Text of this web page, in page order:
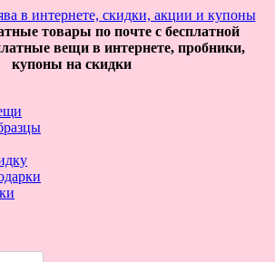
товары по почте с бесплатной
вещи в интернете, пробники,
купоны на скидки